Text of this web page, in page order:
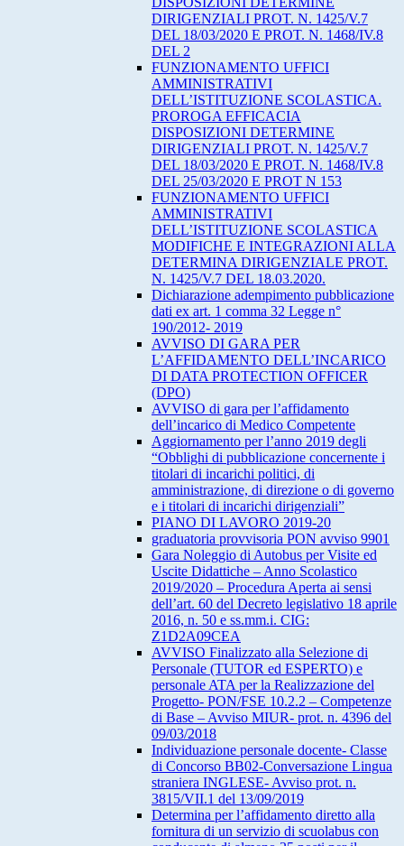
DIRIGENZIALI PROT. N. 1425/V.7
DEL 18/03/2020 E PROT. N. 1468/IV.8
DEL 2
FUNZIONAMENTO UFFICI
AMMINISTRATIVI
DELL’ISTITUZIONE SCOLASTICA.
PROROGA EFFICACIA
DISPOSIZIONI DETERMINE
DIRIGENZIALI PROT. N. 1425/V.7
DEL 18/03/2020 E PROT. N. 1468/IV.8
DEL 25/03/2020 E PROT N 153
FUNZIONAMENTO UFFICI
AMMINISTRATIVI
DELL’ISTITUZIONE SCOLASTICA
MODIFICHE E INTEGRAZIONI ALLA
DETERMINA DIRIGENZIALE PROT.
N. 1425/V.7 DEL 18.03.2020.
Dichiarazione adempimento pubblicazione
dati ex art. 1 comma 32 Legge n°
190/2012- 2019
AVVISO DI GARA PER
L’AFFIDAMENTO DELL’INCARICO
DI DATA PROTECTION OFFICER
(DPO)
AVVISO di gara per l’affidamento
dell’incarico di Medico Competente
Aggiornamento per l’anno 2019 degli
“Obblighi di pubblicazione concernente i
titolari di incarichi politici, di
amministrazione, di direzione o di governo
e i titolari di incarichi dirigenziali”
PIANO DI LAVORO 2019-20
graduatoria provvisoria PON avviso 9901
Gara Noleggio di Autobus per Visite ed
Uscite Didattiche – Anno Scolastico
2019/2020 – Procedura Aperta ai sensi
dell’art. 60 del Decreto legislativo 18 aprile
2016, n. 50 e ss.mm.i. CIG:
Z1D2A09CEA
AVVISO Finalizzato alla Selezione di
Personale (TUTOR ed ESPERTO) e
personale ATA per la Realizzazione del
Progetto- PON/FSE 10.2.2 – Competenze
di Base – Avviso MIUR- prot. n. 4396 del
09/03/2018
Individuazione personale docente- Classe
di Concorso BB02-Conversazione Lingua
straniera INGLESE- Avviso prot. n.
3815/VII.1 del 13/09/2019
Determina per l’affidamento diretto alla
fornitura di un servizio di scuolabus con